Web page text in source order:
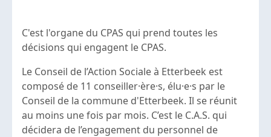
C'est l'organe du CPAS qui prend toutes les
décisions qui engagent le CPAS.
Le Conseil de l’Action Sociale à Etterbeek est
composé de 11 conseiller·ère·s, élu·e·s par le
Conseil de la commune d'Etterbeek. Il se réunit
au moins une fois par mois. C’est le C.A.S. qui
décidera de l’engagement du personnel de